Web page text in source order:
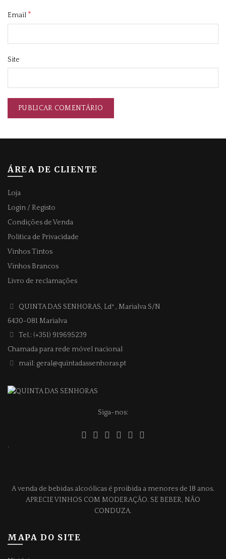
Email *
Site
ÁREA DE CLIENTE
Loja
Login / Registo
Condições de Venda
Politica de Privacidade
Vinhos Tintos
Vinhos Brancos
Livro de reclamações
QUINTA DAS SENHORAS, Ldª , Marialva S/N
6430-081 Marialva
Tel.: (+351) 919695239
Chamada para rede móvel nacional
mail: geral@quintadassenhoras.pt
Siga-nos:
.
A venda de bebidas alcoólicas é proibida a menores de 18 anos.
APRECIE VINHOS COM MODERAÇÃO. SE BEBER, NÃO
CONDUZA.
MAPA DO SITE